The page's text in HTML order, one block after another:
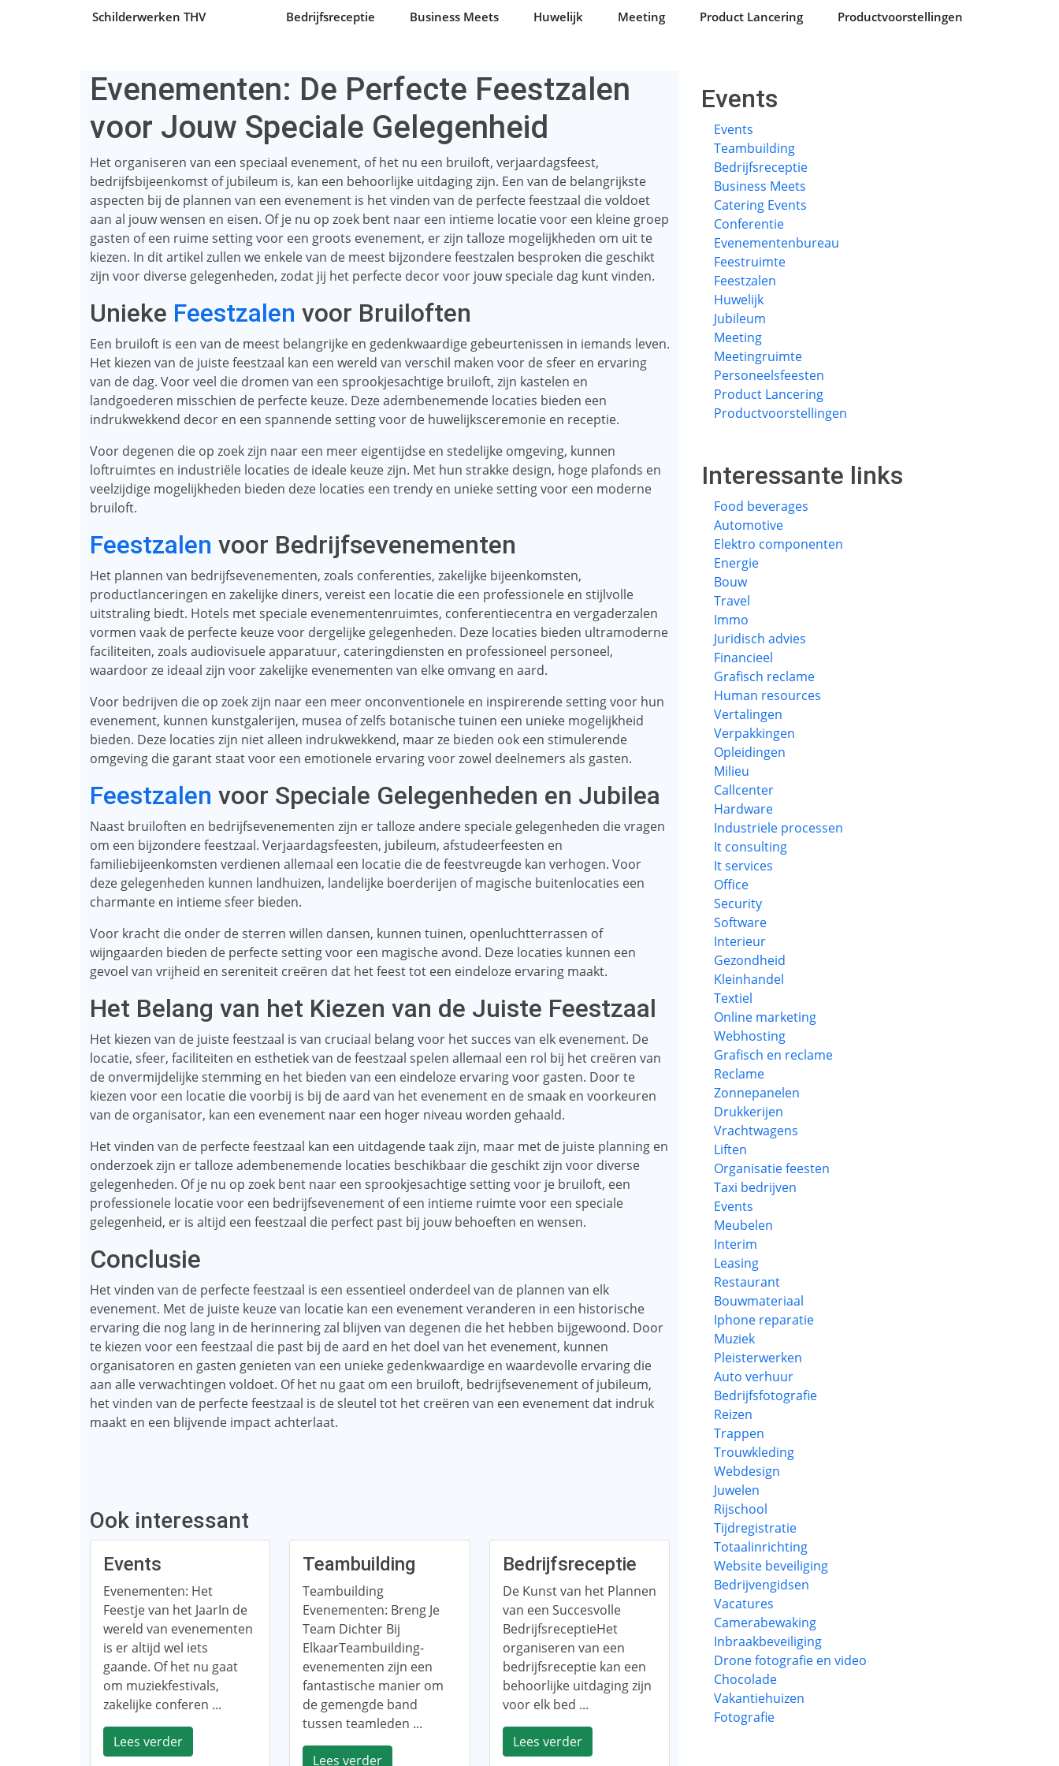
Schilderwerken THV Bedrijfsreceptie Business Meets Huwelijk Meeting Product Lancering Productvoorstellingen
Evenementen: De Perfecte Feestzalen
voor Jouw Speciale Gelegenheid
Het organiseren van een speciaal evenement, of het nu een bruiloft, verjaardagsfeest,
bedrijfsbijeenkomst of jubileum is, kan een behoorlijke uitdaging zijn. Een van de belangrijkste
aspecten bij de plannen van een evenement is het vinden van de perfecte feestzaal die voldoet
aan al jouw wensen en eisen. Of je nu op zoek bent naar een intieme locatie voor een kleine groep
gasten of een ruime setting voor een groots evenement, er zijn talloze mogelijkheden om uit te
kiezen. In dit artikel zullen we enkele van de meest bijzondere feestzalen besproken die geschikt
zijn voor diverse gelegenheden, zodat jij het perfecte decor voor jouw speciale dag kunt vinden.
Unieke Feestzalen voor Bruiloften
Een bruiloft is een van de meest belangrijke en gedenkwaardige gebeurtenissen in iemands leven.
Het kiezen van de juiste feestzaal kan een wereld van verschil maken voor de sfeer en ervaring
van de dag. Voor veel die dromen van een sprookjesachtige bruiloft, zijn kastelen en
landgoederen misschien de perfecte keuze. Deze adembenemende locaties bieden een
indrukwekkend decor en een spannende setting voor de huwelijksceremonie en receptie.
Voor degenen die op zoek zijn naar een meer eigentijdse en stedelijke omgeving, kunnen
loftruimtes en industriële locaties de ideale keuze zijn. Met hun strakke design, hoge plafonds en
veelzijdige mogelijkheden bieden deze locaties een trendy en unieke setting voor een moderne
bruiloft.
Feestzalen voor Bedrijfsevenementen
Het plannen van bedrijfsevenementen, zoals conferenties, zakelijke bijeenkomsten,
productlanceringen en zakelijke diners, vereist een locatie die een professionele en stijlvolle
uitstraling biedt. Hotels met speciale evenementenruimtes, conferentiecentra en vergaderzalen
vormen vaak de perfecte keuze voor dergelijke gelegenheden. Deze locaties bieden ultramoderne
faciliteiten, zoals audiovisuele apparatuur, cateringdiensten en professioneel personeel,
waardoor ze ideaal zijn voor zakelijke evenementen van elke omvang en aard.
Voor bedrijven die op zoek zijn naar een meer onconventionele en inspirerende setting voor hun
evenement, kunnen kunstgalerijen, musea of ​​zelfs botanische tuinen een unieke mogelijkheid
bieden. Deze locaties zijn niet alleen indrukwekkend, maar ze bieden ook een stimulerende
omgeving die garant staat voor een emotionele ervaring voor zowel deelnemers als gasten.
Feestzalen voor Speciale Gelegenheden en Jubilea
Naast bruiloften en bedrijfsevenementen zijn er talloze andere speciale gelegenheden die vragen
om een ​​bijzondere feestzaal. Verjaardagsfeesten, jubileum, afstudeerfeesten en
familiebijeenkomsten verdienen allemaal een locatie die de feestvreugde kan verhogen. Voor
deze gelegenheden kunnen landhuizen, landelijke boerderijen of magische buitenlocaties een
charmante en intieme sfeer bieden.
Voor kracht die onder de sterren willen dansen, kunnen tuinen, openluchtterrassen of
wijngaarden bieden de perfecte setting voor een magische avond. Deze locaties kunnen een
gevoel van vrijheid en sereniteit creëren dat het feest tot een eindeloze ervaring maakt.
Het Belang van het Kiezen van de Juiste Feestzaal
Het kiezen van de juiste feestzaal is van cruciaal belang voor het succes van elk evenement. De
locatie, sfeer, faciliteiten en esthetiek van de feestzaal spelen allemaal een rol bij het creëren van
de onvermijdelijke stemming en het bieden van een eindeloze ervaring voor gasten. Door te
kiezen voor een locatie die voorbij is bij de aard van het evenement en de smaak en voorkeuren
van de organisator, kan een evenement naar een hoger niveau worden gehaald.
Het vinden van de perfecte feestzaal kan een uitdagende taak zijn, maar met de juiste planning en
onderzoek zijn er talloze adembenemende locaties beschikbaar die geschikt zijn voor diverse
gelegenheden. Of je nu op zoek bent naar een sprookjesachtige setting voor je bruiloft, een
professionele locatie voor een bedrijfsevenement of een intieme ruimte voor een speciale
gelegenheid, er is altijd een feestzaal die perfect past bij jouw behoeften en wensen.
Conclusie
Het vinden van de perfecte feestzaal is een essentieel onderdeel van de plannen van elk
evenement. Met de juiste keuze van locatie kan een evenement veranderen in een historische
ervaring die nog lang in de herinnering zal blijven van degenen die het hebben bijgewoond. Door
te kiezen voor een feestzaal die past bij de aard en het doel van het evenement, kunnen
organisatoren en gasten genieten van een unieke gedenkwaardige en waardevolle ervaring die
aan alle verwachtingen voldoet. Of het nu gaat om een ​​bruiloft, bedrijfsevenement of jubileum,
het vinden van de perfecte feestzaal is de sleutel tot het creëren van een evenement dat indruk
maakt en een blijvende impact achterlaat.
Ook interessant
Events
Evenementen: Het
Feestje van het JaarIn de
wereld van evenementen
is er altijd wel iets
gaande. Of het nu gaat
om muziekfestivals,
zakelijke conferen ...
Lees verder
Teambuilding
Teambuilding
Evenementen: Breng Je
Team Dichter Bij
ElkaarTeambuilding-
evenementen zijn een
fantastische manier om
de gemengde band
tussen teamleden ...
Lees verder
Bedrijfsreceptie
De Kunst van het Plannen
van een Succesvolle
BedrijfsreceptieHet
organiseren van een
bedrijfsreceptie kan een
behoorlijke uitdaging zijn
voor elk bed ...
Lees verder
Events
Events
Teambuilding
Bedrijfsreceptie
Business Meets
Catering Events
Conferentie
Evenementenbureau
Feestruimte
Feestzalen
Huwelijk
Jubileum
Meeting
Meetingruimte
Personeelsfeesten
Product Lancering
Productvoorstellingen
Interessante links
Food beverages
Automotive
Elektro componenten
Energie
Bouw
Travel
Immo
Juridisch advies
Financieel
Grafisch reclame
Human resources
Vertalingen
Verpakkingen
Opleidingen
Milieu
Callcenter
Hardware
Industriele processen
It consulting
It services
Office
Security
Software
Interieur
Gezondheid
Kleinhandel
Textiel
Online marketing
Webhosting
Grafisch en reclame
Reclame
Zonnepanelen
Drukkerijen
Vrachtwagens
Liften
Organisatie feesten
Taxi bedrijven
Events
Meubelen
Interim
Leasing
Restaurant
Bouwmateriaal
Iphone reparatie
Muziek
Pleisterwerken
Auto verhuur
Bedrijfsfotografie
Reizen
Trappen
Trouwkleding
Webdesign
Juwelen
Rijschool
Tijdregistratie
Totaalinrichting
Website beveiliging
Bedrijvengidsen
Vacatures
Camerabewaking
Inbraakbeveiliging
Drone fotografie en video
Chocolade
Vakantiehuizen
Fotografie